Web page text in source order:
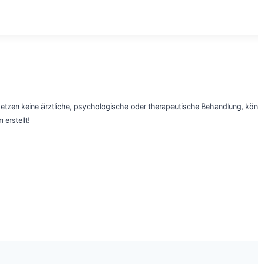
keine ärztliche, psychologische oder therapeutische Behandlung,
erstellt!